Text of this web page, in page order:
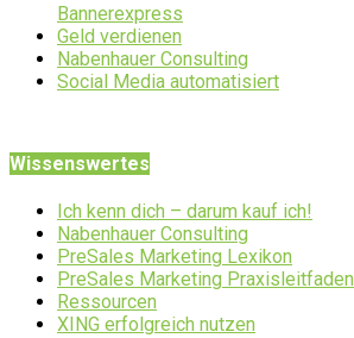
Bannerexpress
Geld verdienen
Nabenhauer Consulting
Social Media automatisiert
Wissenswertes
Ich kenn dich – darum kauf ich!
Nabenhauer Consulting
PreSales Marketing Lexikon
PreSales Marketing Praxisleitfaden
Ressourcen
XING erfolgreich nutzen